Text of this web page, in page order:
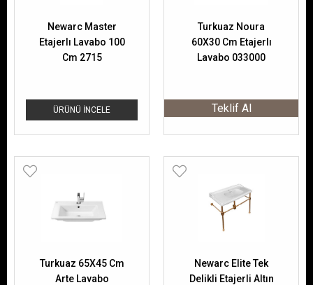
ÜRÜNÜ İNCELE
Newarc Master
Etajerlı Lavabo 100
Cm 2715
Turkuaz Noura
60X30 Cm Etajerlı
Lavabo 033000
Teklif Al
Turkuaz 65X45 Cm
Arte Lavabo
Newarc Elite Tek
Delikli Etajerli Altın